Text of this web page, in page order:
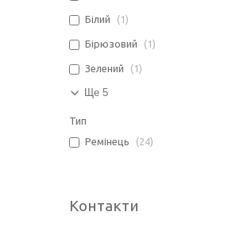
Білий 1
Бірюзовий 1
Зелений 1
Ще 5
Тип
Ремінець
24
Контакти